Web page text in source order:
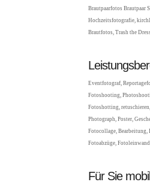
Brautpaarfotos Brautpaar
Hochzeitsfotografie,
Brautfotos, Trash the
Eventfotograf,
Fotoshooting,
Fotoshotting,
Photograph, Poster,
Fotocollage, Bearbeitung,
Fotoabzüge,
Für Sie mobil